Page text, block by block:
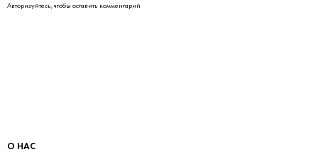
Авторизуйтесь, чтобы оставить комментарий
О НАС